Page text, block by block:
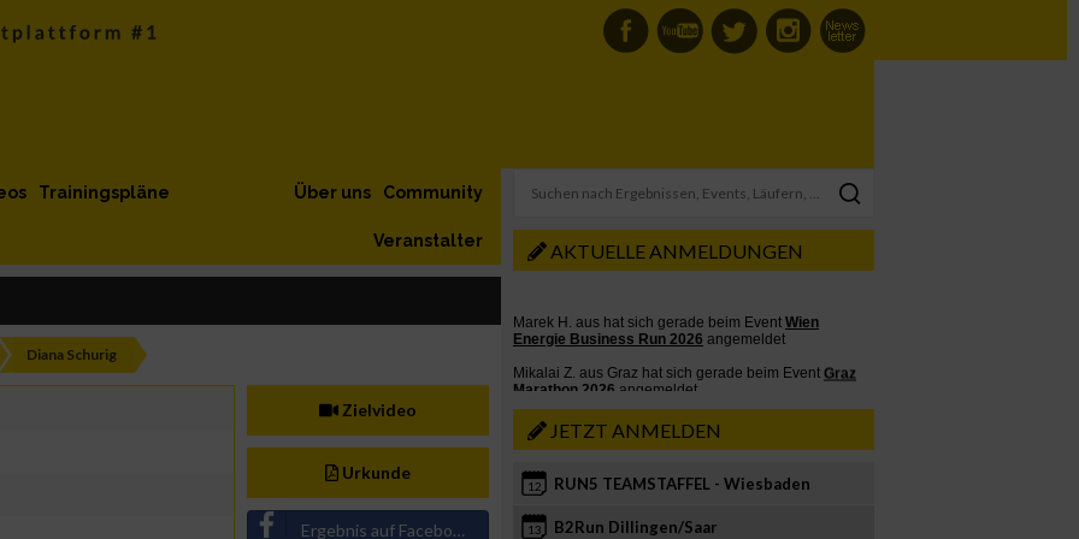
Trainingspläne Community
Über uns
Veranstalter
Diana Schurig
Zielvideo
Urkunde
Ergebnis auf Facebook teilen
AKTUELLE ANMELDUNGEN
JETZT ANMELDEN
12 RUN5 TEAMSTAFFEL - Wiesbaden
13 B2Run Dillingen/Saar